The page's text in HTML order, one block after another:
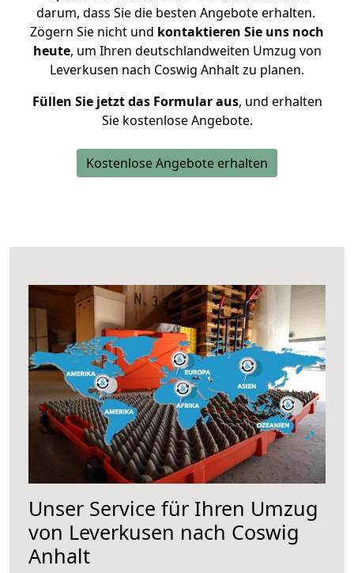
darum, dass Sie die besten Angebote erhalten.
Zögern Sie nicht und kontaktieren Sie uns noch
heute, um Ihren deutschlandweiten Umzug von
Leverkusen nach Coswig Anhalt zu planen.
Füllen Sie jetzt das Formular aus, und erhalten
Sie kostenlose Angebote.
Kostenlose Angebote erhalten
Unser Service für Ihren Umzug
von Leverkusen nach Coswig
Anhalt